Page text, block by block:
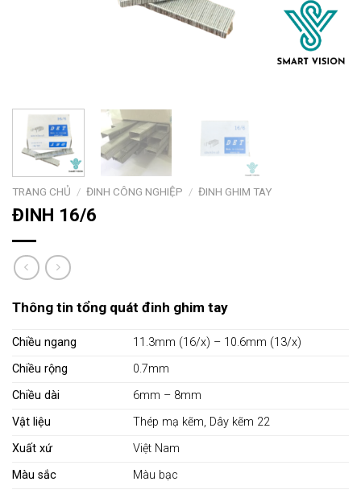
TRANG CHỦ / ĐINH CÔNG NGHIỆP / ĐINH GHIM TAY
ĐINH 16/6
Thông tin tổng quát đinh ghim tay
Chiều ngang
11.3mm (16/x) – 10.6mm (13/x)
Chiều rộng
0.7mm
Chiều dài
6mm – 8mm
Vật liệu
Thép mạ kẽm, Dây kẽm 22
Xuất xứ
Việt Nam
Màu sắc
Màu bạc